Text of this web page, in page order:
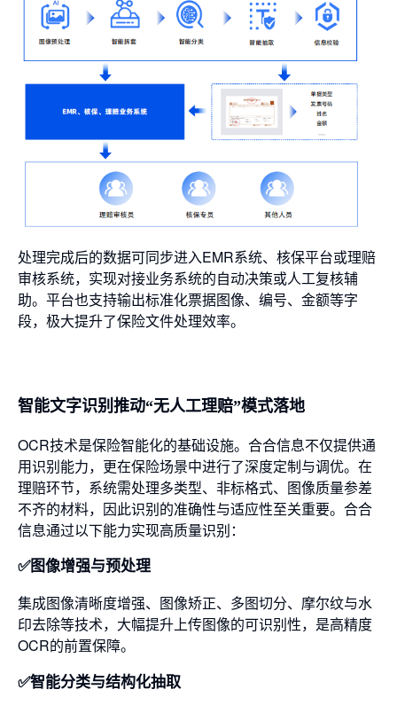
处理完成后的数据可同步进入EMR系统、核保平台或理赔
审核系统，实现对接业务系统的自动决策或人工复核辅
助。平台也支持输出标准化票据图像、编号、金额等字
段，极大提升了保险文件处理效率。
智能文字识别推动“无人工理赔”模式落地
OCR技术是保险智能化的基础设施。合合信息不仅提供通
用识别能力，更在保险场景中进行了深度定制与调优。在
理赔环节，系统需处理多类型、非标格式、图像质量参差
不齐的材料，因此识别的准确性与适应性至关重要。合合
信息通过以下能力实现高质量识别：
✅图像增强与预处理
集成图像清晰度增强、图像矫正、多图切分、摩尔纹与水
印去除等技术，大幅提升上传图像的可识别性，是高精度
OCR的前置保障。
✅智能分类与结构化抽取